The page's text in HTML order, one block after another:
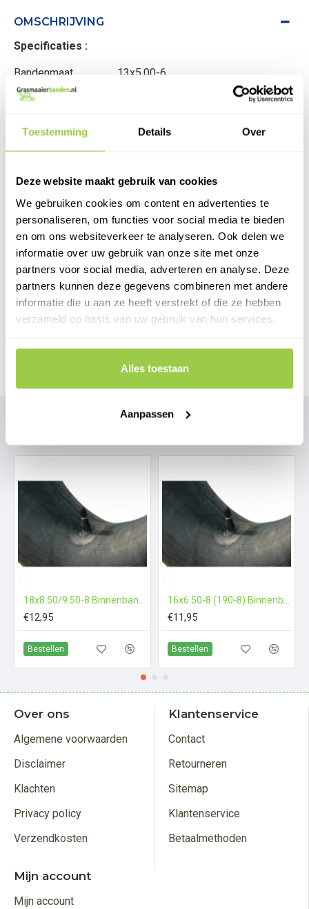
Toestemming Details Over
Deze website maakt gebruik van cookies
We gebruiken cookies om content en advertenties te
personaliseren, om functies voor social media te bieden
en om ons websiteverkeer te analyseren. Ook delen we
informatie over uw gebruik van onze site met onze
partners voor social media, adverteren en analyse. Deze
partners kunnen deze gegevens combineren met andere
informatie die u aan ze heeft verstrekt of die ze hebben
verzameld op basis van uw gebruik van hun services.
Alles toestaan
Aanpassen
OMSCHRIJVING
Specificaties :
Bandenmaat 13x5.00-6
Type band Binnenband
Afmetingen band
Gewicht 0,6 kg
Kleurband Zwart
Merk Kingstyre
Ventiel Recht ventiel
Verzendkosten € 6,95
BEOORDELINGEN
€12,95
Bestellen
€11,95
Bestellen
Over ons
Algemene voorwaarden
Disclaimer
Klachten
Privacy policy
Verzendkosten
Klantenservice
Contact
Retourneren
Sitemap
Klantenservice
Betaalmethoden
Mijn account
Mijn account